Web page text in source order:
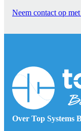
Neem contact op
Over Top Systems